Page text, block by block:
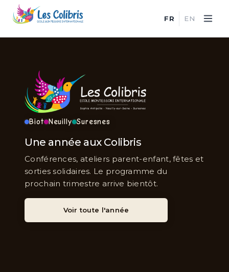
FR EN
Biot Neuilly Suresnes
Une année aux Colibris
Conférences, ateliers parent-enfant, fêtes et
sorties solidaires. Le programme du
prochain trimestre arrive bientôt.
Voir toute l'année